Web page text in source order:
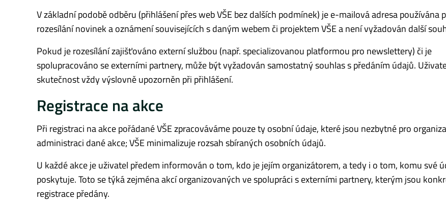
V základní podobě odběru (přihlášení přes web VŠE bez dalších podmínek) je e-mailová adresa používána
rozesílání novinek a oznámení souvisejících s daným webem či projektem VŠE a není vyžadován další
Pokud je rozesílání zajišťováno externí službou (např. specializovanou platformou pro newslettery) či je
spolupracováno se externími partnery, může být vyžadován samostatný souhlas s předáním údajů.
skutečnost vždy výslovně upozorněn při přihlášení.
Registrace na akce
Při registraci na akce pořádané VŠE zpracováváme pouze ty osobní údaje, které jsou nezbytné pro
administraci dané akce; VŠE minimalizuje rozsah sbíraných osobních údajů.
U každé akce je uživatel předem informován o tom, kdo je jejím organizátorem, a tedy i o tom, komu své
poskytuje. Toto se týká zejména akcí organizovaných ve spolupráci s externími partnery, kterým jsou
registrace předány.